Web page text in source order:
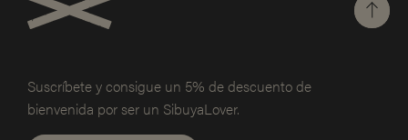
Suscríbete y consigue un 5% dedescuento de
bienvenida por ser un SibuyaLover.